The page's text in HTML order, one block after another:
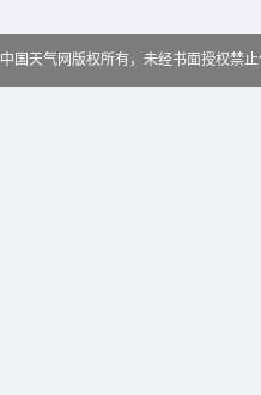
中国天气网版权所有，未经书面授权